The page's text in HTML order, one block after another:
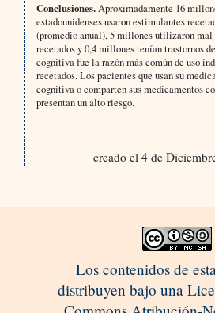
Conclusiones.Aproximadamente 16
estadounidenses usaron estimulantes
(promedio anual), 5 millones utilizaron
recetados y 0,4 millones tenían trastornos
cognitiva fue la razón más común de uso
recetados. Los pacientes que usan su
cognitiva o comparten sus medicamentos
presentan un alto riesgo.
creado el 4 de
Los contenidos de
distribuyen bajo una